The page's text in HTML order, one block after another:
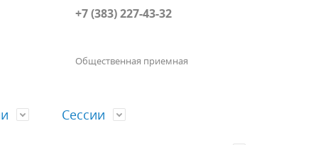
+7 (383) 227-43-32
Общественная приемная
Сессии